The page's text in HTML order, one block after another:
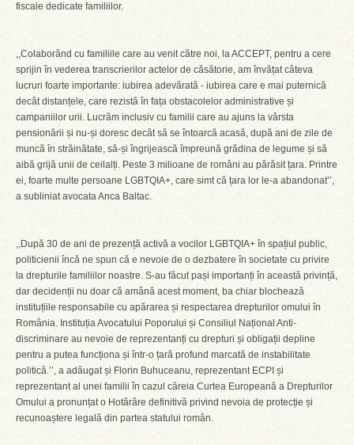
fiscale dedicate familiilor.
,,Colaborând cu familiile care au venit către noi, la ACCEPT, pentru a cere
sprijin în vederea transcrierilor actelor de căsătorie, am învățat câteva
lucruri foarte importante: iubirea adevărată - iubirea care e mai puternică
decât distanțele, care rezistă în fața obstacolelor administrative și
campaniilor urii. Lucrăm inclusiv cu familii care au ajuns la vârsta
pensionării și nu-și doresc decât să se întoarcă acasă, după ani de zile de
muncă în străinătate, să-și îngrijească împreună grădina de legume și să
aibă grijă unii de ceilalți. Peste 3 milioane de români au părăsit țara. Printre
ei, foarte multe persoane LGBTQIA+, care simt că țara lor le-a abandonat’’,
a subliniat avocata Anca Baltac.
,,După 30 de ani de prezență activă a vocilor LGBTQIA+ în spațiul public,
politicienii încă ne spun că e nevoie de o dezbatere în societate cu privire
la drepturile familiilor noastre. S-au făcut pași importanți în această privință,
dar decidenții nu doar că amână acest moment, ba chiar blochează
instituțiile responsabile cu apărarea și respectarea drepturilor omului în
România. Instituția Avocatului Poporului și Consiliul Național Anti-
discriminare au nevoie de reprezentanți cu drepturi și obligații depline
pentru a putea funcționa și într-o țară profund marcată de instabilitate
politică.’’, a adăugat și Florin Buhuceanu, reprezentant ECPI și
reprezentant al unei familii în cazul căreia Curtea Europeană a Drepturilor
Omului a pronunțat o Hotărâre definitivă privind nevoia de protecție și
recunoaștere legală din partea statului român.